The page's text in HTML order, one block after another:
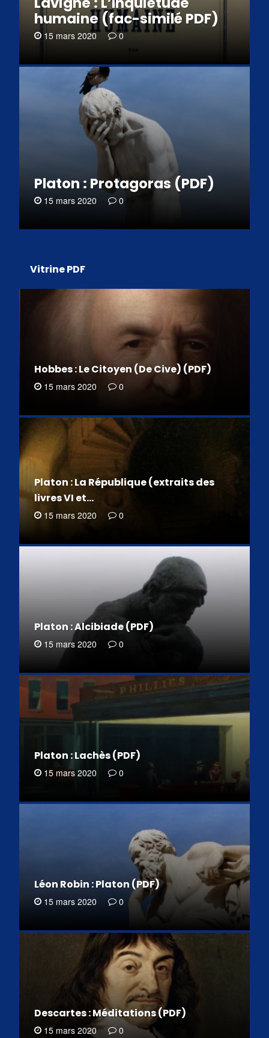
humaine (fac-similé PDF)
15 mars 2020 0
Platon : Protagoras (PDF)
15 mars 2020 0
Vitrine PDF
Hobbes : Le Citoyen (De Cive) (PDF)
15 mars 2020 0
Platon : La République (extraits des
livres VI et…
15 mars 2020 0
Platon : Alcibiade (PDF)
15 mars 2020 0
Platon : Lachès (PDF)
15 mars 2020 0
Léon Robin : Platon (PDF)
15 mars 2020 0
Descartes : Méditations (PDF)
15 mars 2020 0